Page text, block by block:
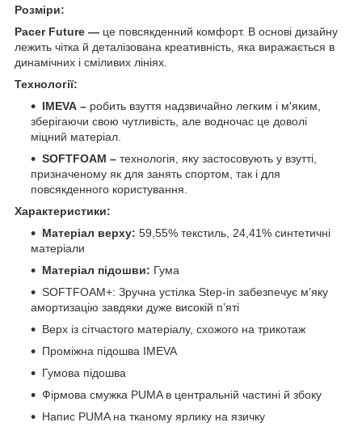
Розміри:
Pacer Future — це повсякденний комфорт. В основі дизайну
лежить чітка й деталізована креативність, яка виражається в
динамічних і сміливих лініях.
Технології:
IMEVA – робить взуття надзвичайно легким і м'яким,
зберігаючи свою чутливість, але водночас це доволі
міцний матеріал.
SOFTFOAM – технологія, яку застосовують у взутті,
призначеному як для занять спортом, так і для
повсякденного користування.
Характеристики:
Матеріал верху: 59,55% текстиль, 24,41% синтетичні
матеріали
Матеріал підошви: Гума
SOFTFOAM+: Зручна устілка Step-in забезпечує м’яку
амортизацію завдяки дуже високій п’яті
Верх із сітчастого матеріалу, схожого на трикотаж
Проміжна підошва IMEVA
Гумова підошва
Фірмова смужка PUMA в центральній частині й збоку
Напис PUMA на тканому ярлику на язичку